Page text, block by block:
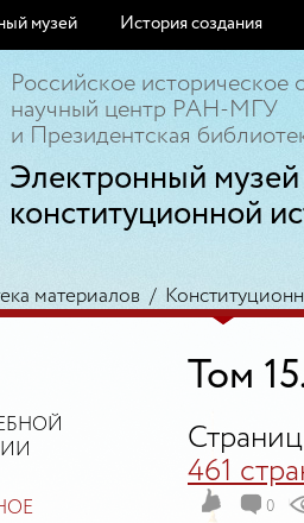
музей История создания
Российское историческое
научный центр РАН-МГУ
и Президентская
Электронный музей
конституционной
материалов /
Том
461
0